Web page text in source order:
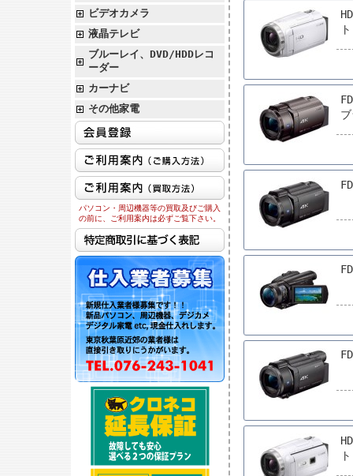
ビデオカメラ
液晶テレビ
ブルーレイ、DVD/HDDレコ
ーダー
カーナビ
その他家電
パソコン・周辺機器等の買取及びご購入
の前に、ご利用案内は必ずご覧下さい。